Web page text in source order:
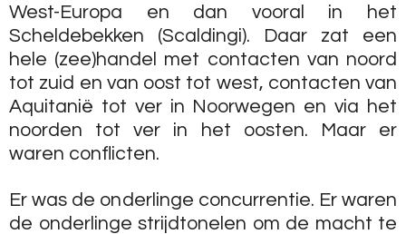
West-Europa en dan vooral in het
Scheldebekken (Scaldingi). Daar zat een
hele (zee)handel met contacten van noord
tot zuid en van oost tot west, contacten van
Aquitanië tot ver in Noorwegen en via het
noorden tot ver in het oosten. Maar er
waren conflicten.
Er was de onderlinge concurrentie. Er waren
de onderlinge strijdtonelen om de macht te